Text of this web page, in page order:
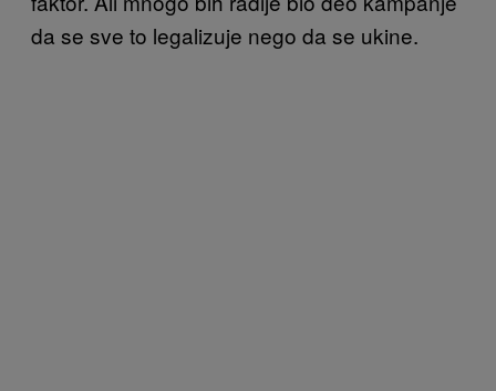
da se sve to legalizuje nego da se ukine.